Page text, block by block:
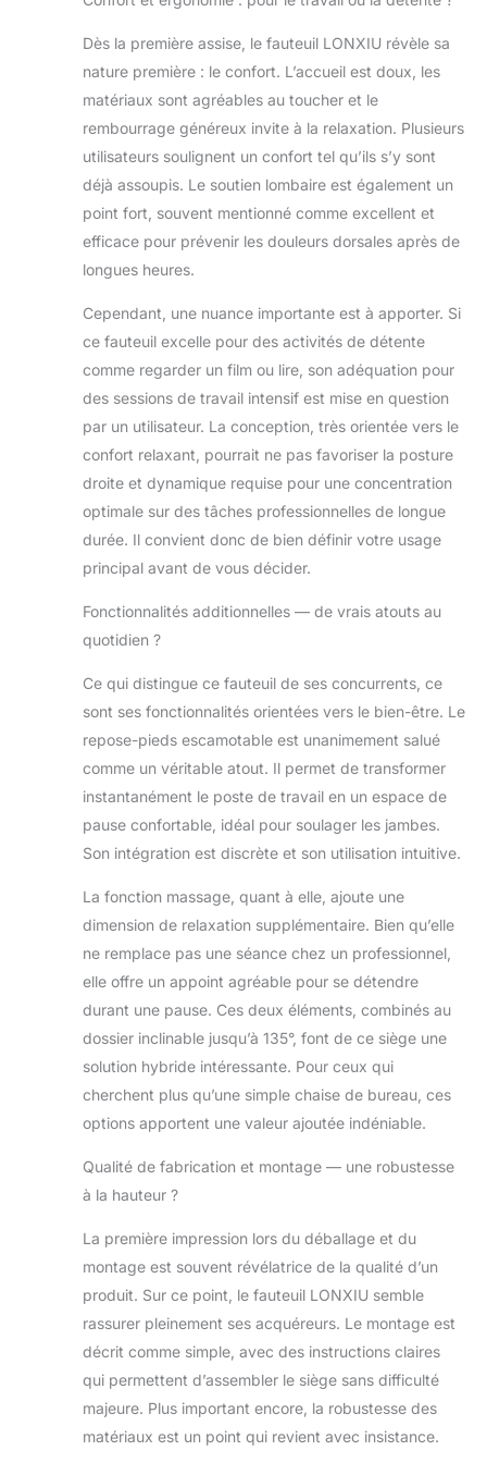
marathoniennes.
Dossier réglable
rotation 360°
pour changer de
position sans
effort. Combiné
extensible pour
un confort
pression :
Soulagement
professionnel
intégré】 Fauteuil
de bureau
massant haut de
gamme avec
mécanismes 3D
techniques de
kinésithérapeute.
Réglages double
vitesses
standards
ergonomiques.
certifié pour une
efficacité
énergétique idéale
aux dirigeants
【Accoudoirs
Médicalement
Optimisés】
Rembourrage en
mousse mémoire
de forme 12 cm +
cuir nano-
éliminant les
points de
pression sur les
coudes.
SoftTouch
à toutes vos
postures : travail
bureautique
(clavier/saisie),
gaming intense
ou position
Maintenez
fermement votre
contrôleur sans
Dès la première assise, le fauteuil LONXIU révèle sa
nature première : le confort. L’accueil est doux, les
matériaux sont agréables au toucher et le
rembourrage généreux invite à la relaxation. Plusieurs
utilisateurs soulignent un confort tel qu’ils s’y sont
déjà assoupis. Le soutien lombaire est également un
point fort, souvent mentionné comme excellent et
efficace pour prévenir les douleurs dorsales après de
longues heures.
Cependant, une nuance importante est à apporter. Si
ce fauteuil excelle pour des activités de détente
comme regarder un film ou lire, son adéquation pour
des sessions de travail intensif est mise en question
par un utilisateur. La conception, très orientée vers le
confort relaxant, pourrait ne pas favoriser la posture
droite et dynamique requise pour une concentration
optimale sur des tâches professionnelles de longue
durée. Il convient donc de bien définir votre usage
principal avant de vous décider.
Fonctionnalités additionnelles — de vrais atouts au
quotidien ?
Ce qui distingue ce fauteuil de ses concurrents, ce
sont ses fonctionnalités orientées vers le bien-être. Le
repose-pieds escamotable est unanimement salué
comme un véritable atout. Il permet de transformer
instantanément le poste de travail en un espace de
pause confortable, idéal pour soulager les jambes.
Son intégration est discrète et son utilisation intuitive.
La fonction massage, quant à elle, ajoute une
dimension de relaxation supplémentaire. Bien qu’elle
ne remplace pas une séance chez un professionnel,
elle offre un appoint agréable pour se détendre
durant une pause. Ces deux éléments, combinés au
dossier inclinable jusqu’à 135°, font de ce siège une
solution hybride intéressante. Pour ceux qui
cherchent plus qu’une simple chaise de bureau, ces
options apportent une valeur ajoutée indéniable.
Qualité de fabrication et montage — une robustesse
à la hauteur ?
La première impression lors du déballage et du
montage est souvent révélatrice de la qualité d’un
produit. Sur ce point, le fauteuil LONXIU semble
rassurer pleinement ses acquéreurs. Le montage est
décrit comme simple, avec des instructions claires
qui permettent d’assembler le siège sans difficulté
majeure. Plus important encore, la robustesse des
matériaux est un point qui revient avec insistance.